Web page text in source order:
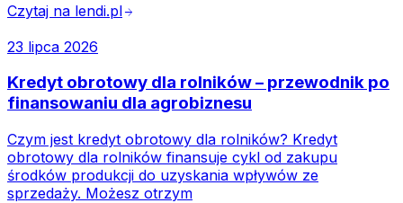
Czytaj na lendi.plarrow_forward
23 lipca 2026
Kredyt obrotowy dla rolników – przewodnik po
finansowaniu dla agrobiznesu
Czym jest kredyt obrotowy dla rolników? Kredyt
obrotowy dla rolników finansuje cykl od zakupu
środków produkcji do uzyskania wpływów ze
sprzedaży. Możesz otrzym